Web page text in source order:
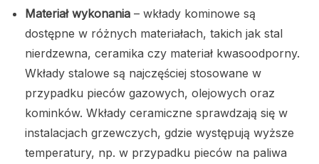
Materiał wykonania – wkłady kominowe są
dostępne w różnych materiałach, takich jak stal
nierdzewna, ceramika czy materiał kwasoodporny.
Wkłady stalowe są najczęściej stosowane w
przypadku pieców gazowych, olejowych oraz
kominków. Wkłady ceramiczne sprawdzają się w
instalacjach grzewczych, gdzie występują wyższe
temperatury, np. w przypadku pieców na paliwa